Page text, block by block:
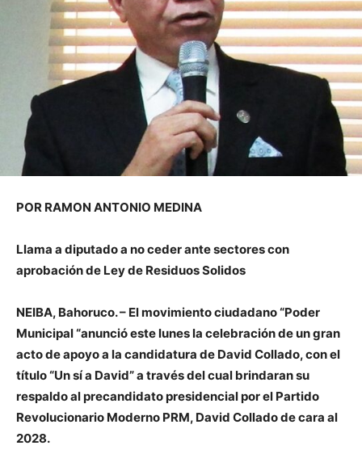
POR RAMON ANTONIO MEDINA
Llama a diputado a no ceder ante sectores con
aprobación de Ley de Residuos Solidos
NEIBA, Bahoruco. – El movimiento ciudadano “Poder
Municipal “anunció este lunes la celebración de un gran
acto de apoyo a la candidatura de David Collado, con el
título “Un sí a David” a través del cual brindaran su
respaldo al precandidato presidencial por el Partido
Revolucionario Moderno PRM, David Collado de cara al
2028.